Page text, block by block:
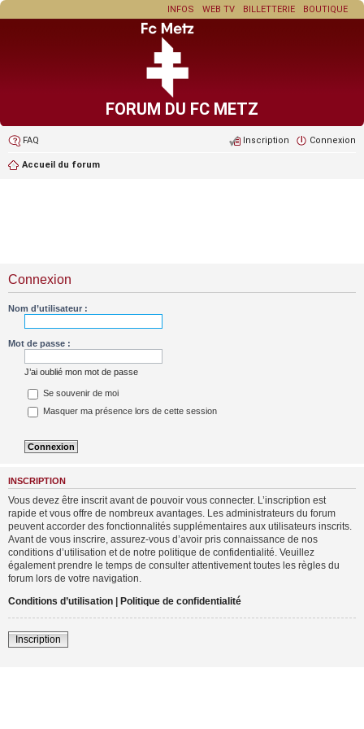
BOUTIQUE
BILLETTERIE
WEB TV
INFOS
FORUM DU FC METZ
FAQ Connexion
Inscription
Accueil du forum
Connexion
Nom d’utilisateur :
Mot de passe :
J’ai oublié mon mot de passe
Se souvenir de moi
Masquer ma présence lors de cette session
INSCRIPTION
Vous devez être inscrit avant de pouvoir vous connecter. L’inscription est
rapide et vous offre de nombreux avantages. Les administrateurs du forum
peuvent accorder des fonctionnalités supplémentaires aux utilisateurs inscrits.
Avant de vous inscrire, assurez-vous d’avoir pris connaissance de nos
conditions d’utilisation et de notre politique de confidentialité. Veuillez
également prendre le temps de consulter attentivement toutes les règles du
forum lors de votre navigation.
Conditions d’utilisation | Politique de confidentialité
Inscription